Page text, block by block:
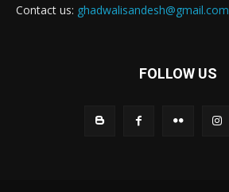
Contact us: ghadwalisandesh@gmail.com
FOLLOW US